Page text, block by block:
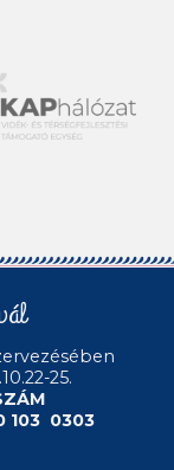
25.
103 0303